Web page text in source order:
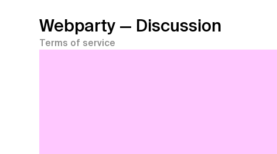
Webparty — Discussion
Terms of service